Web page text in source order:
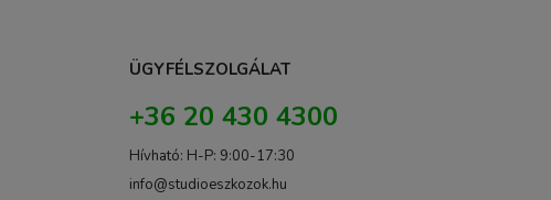
ÜGYFÉLSZOLGÁLAT
+36 20 430 4300
Hívható: H-P: 9:00-17:30
info@studioeszkozok.hu